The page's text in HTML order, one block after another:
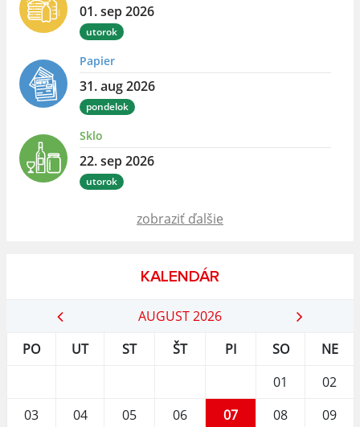
01. sep 2026
utorok
Papier
31. aug 2026
pondelok
Sklo
22. sep 2026
utorok
zobraziť ďalšie
KALENDÁR
AUGUST 2026
PO
UT ST ŠT PI SO
NE
01
02
03
04 05 06 07 08
09